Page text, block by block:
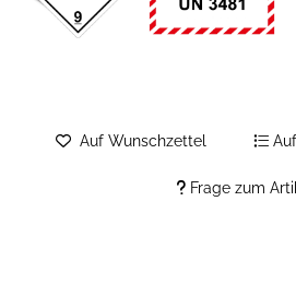
Frage zum
Auf Wunschzettel